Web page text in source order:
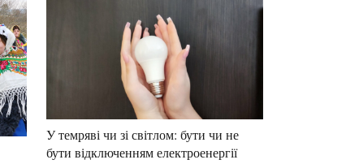
У темряві чи зі світлом: бути чи не
бути відключенням електроенергії